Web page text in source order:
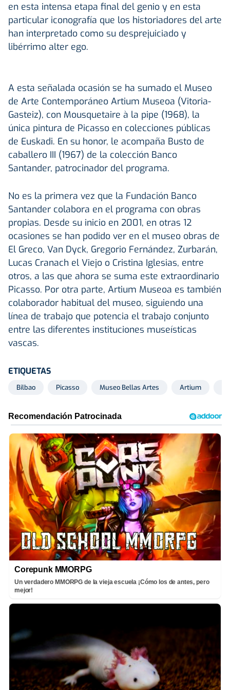
en esta intensa etapa final del genio y en esta
particular iconografía que los historiadores del arte
han interpretado como su desprejuiciado y
libérrimo alter ego.
A esta señalada ocasión se ha sumado el Museo
de Arte Contemporáneo Artium Museoa (Vitoria-
Gasteiz), con Mousquetaire à la pipe (1968), la
única pintura de Picasso en colecciones públicas
de Euskadi. En su honor, le acompaña Busto de
caballero III (1967) de la colección Banco
Santander, patrocinador del programa.
No es la primera vez que la Fundación Banco
Santander colabora en el programa con obras
propias. Desde su inicio en 2001, en otras 12
ocasiones se han podido ver en el museo obras de
El Greco, Van Dyck, Gregorio Fernández, Zurbarán,
Lucas Cranach el Viejo o Cristina Iglesias, entre
otros, a las que ahora se suma este extraordinario
Picasso. Por otra parte, Artium Museoa es también
colaborador habitual del museo, siguiendo una
línea de trabajo que potencia el trabajo conjunto
entre las diferentes instituciones museísticas
vascas.
ETIQUETAS
Bilbao Picasso Museo Bellas Artes Artium
Corepunk MMORPG
Un verdadero MMORPG de la vieja escuela ¡Cómo los de antes, pero
mejor!